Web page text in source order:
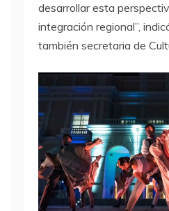
desarrollar esta
integración regional”,
también secretaria de